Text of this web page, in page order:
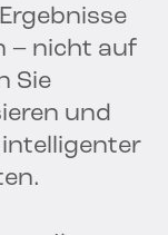
– nicht auf
Sie
und
intelligenter